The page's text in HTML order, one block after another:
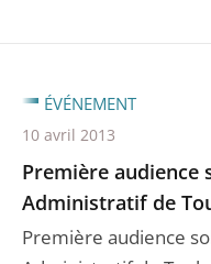
Première audience
Administratif de
Première audience
ÉVÉNEMENT
10 avril 2013